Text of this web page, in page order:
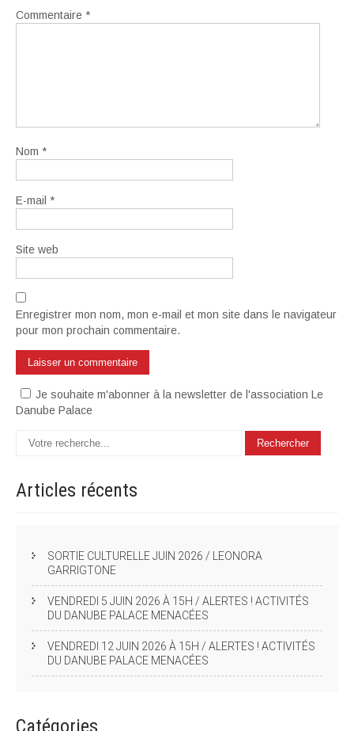
Commentaire *
Nom *
E-mail *
Site web
Enregistrer mon nom, mon e-mail et mon site dans le navigateur
pour mon prochain commentaire.
Je souhaite m'abonner à la newsletter de l'association Le
Danube Palace
Articles récents
SORTIE CULTURELLE JUIN 2026 / LEONORA
GARRIGTONE
VENDREDI 5 JUIN 2026 À 15H / ALERTES ! ACTIVITÉS
DU DANUBE PALACE MENACÉES
VENDREDI 12 JUIN 2026 À 15H / ALERTES ! ACTIVITÉS
DU DANUBE PALACE MENACÉES
Catégories